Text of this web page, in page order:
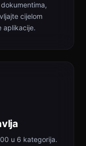
cijelom
aplikacije.
u 6 kategorija.